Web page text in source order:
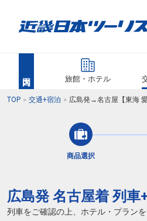
旅館・ホテル
TOP 交通+宿泊 広島発→名古屋【東海
商品選択
広島発 名古屋着 列車
列車をご確認の上、ホテル・プラン